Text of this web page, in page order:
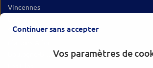
Vincennes
Sceaux
Boulogne-Billancourt
Continuer sans accepter
Vos paramètres de